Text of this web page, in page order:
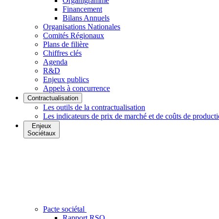
Financement
Bilans Annuels
Organisations Nationales
Comités Régionaux
Plans de filière
Chiffres clés
Agenda
R&D
Enjeux publics
Appels à concurrence
Contractualisation
Les outils de la contractualisation
Les indicateurs de prix de marché et de coûts de
Enjeux
Sociétaux
Pacte sociétal